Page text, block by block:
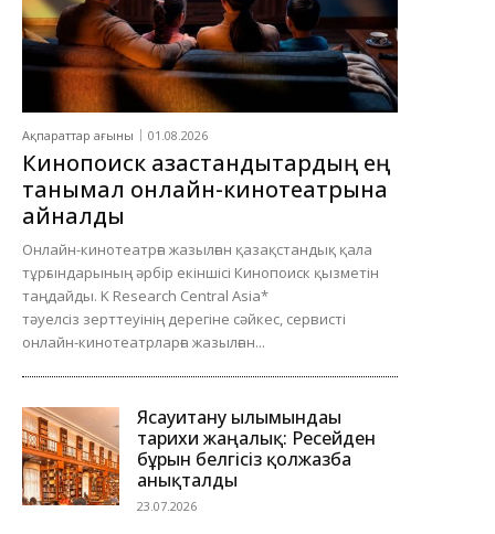
Ақпараттар ағыны 01.08.2026
Кинопоиск қазақстандықтардың ең
танымал онлайн-кинотеатрына
айналды
Онлайн-кинотеатрға жазылған қазақстандық қала
тұрғындарының әрбір екіншісі Кинопоиск қызметін
таңдайды. K Research Central Asia*
тәуелсіз зерттеуінің дерегіне сәйкес, сервисті
онлайн-кинотеатрларға жазылған...
Ясауитану ғылымындағы
тарихи жаңалық: Ресейден
бұрын белгісіз қолжазба
анықталды
23.07.2026